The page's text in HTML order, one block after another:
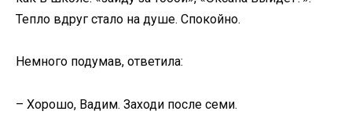
Тепло вдруг стало на душе. Спокойно.
Немного подумав, ответила:
– Хорошо, Вадим. Заходи после семи.